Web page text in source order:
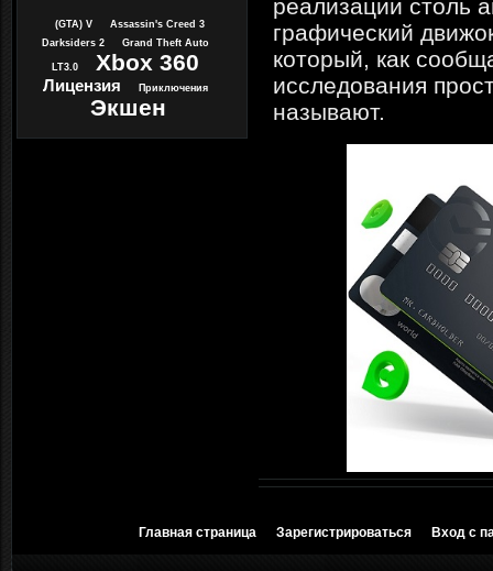
(GTA) V
Assassin's Creed 3
Darksiders 2
Grand Theft Auto
LT3.0 Xbox 360
Лицензия Приключения
Экшен
реализации столь
графический
который, как
исследования
называют.
Главная страница Зарегистрироваться Вход с